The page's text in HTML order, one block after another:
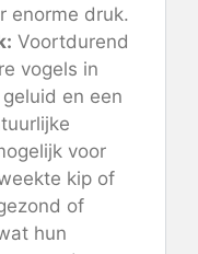
enorme druk.
Voortdurend
vogels in
en een
voor
kip of
of
hun